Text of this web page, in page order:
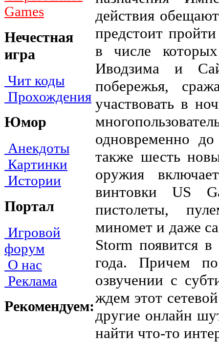
Games
Нечестная
игра
Чит коды
Прохождения
Юмор
Анекдоты
Картинки
Истории
Портал
Игровой
форум
О нас
Реклама
Рекомендуем:
действия
предстоит
в числе
Иводзима и
побережья,
участвовать в
одновременно
также шесть
оружия
винтовки US
пистолеты,
миномет и даже
Storm появится
года. Причем
озвучении с
ждем этот
другие онлайн
найти что-то